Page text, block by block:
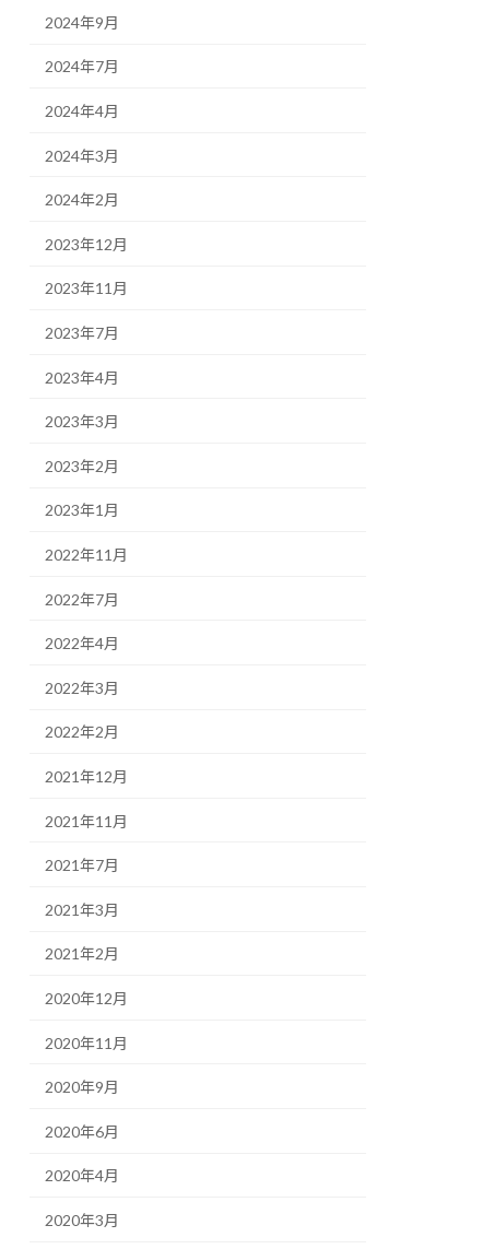
2024年9月
2024年7月
2024年4月
2024年3月
2024年2月
2023年12月
2023年11月
2023年7月
2023年4月
2023年3月
2023年2月
2023年1月
2022年11月
2022年7月
2022年4月
2022年3月
2022年2月
2021年12月
2021年11月
2021年7月
2021年3月
2021年2月
2020年12月
2020年11月
2020年9月
2020年6月
2020年4月
2020年3月